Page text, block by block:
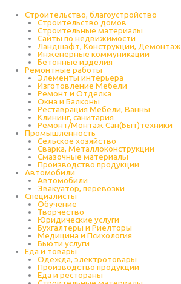
Строительство, благоустройство
Строительство домов
Строительные материалы
Сайты по недвижимости
Ландшафт, Конструкции, Демонтаж
Инженерные коммуникации
Бетонные изделия
Ремонтные работы
Элементы интерьера
Изготовление Мебели
Ремонт и Отделка
Окна и Балконы
Реставрация Мебели, Ванны
Клининг, санитария
Ремонт/Монтаж Сан(Быт)техники
Промышленность
Cельское хозяйство
Сварка, Металлоконструкции
Cмазочные материалы
Производство продукции
Автомобили
Автомобили
Эвакуатор, перевозки
Специалисты
Обучение
Творчество
Юридические услуги
Бухгалтеры и Риелторы
Медицина и Психология
Бьюти услуги
Еда и товары
Одежда, электротовары
Производство продукции
Еда и рестораны